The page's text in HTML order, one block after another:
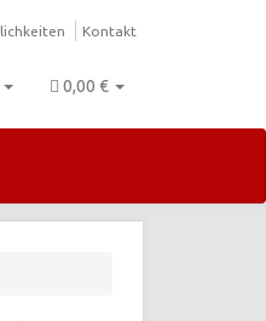
Kontakt
0,00 €